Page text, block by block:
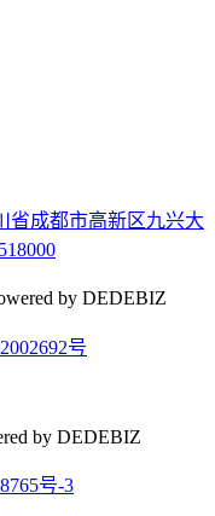
省成都市高新区九兴大
by DEDEBIZ
号
by DEDEBIZ
号-3